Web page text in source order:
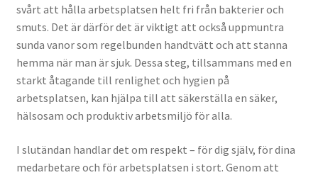
svårt att hålla arbetsplatsen helt fri från bakterier och
smuts. Det är därför det är viktigt att också uppmuntra
sunda vanor som regelbunden handtvätt och att stanna
hemma när man är sjuk. Dessa steg, tillsammans med en
starkt åtagande till renlighet och hygien på
arbetsplatsen, kan hjälpa till att säkerställa en säker,
hälsosam och produktiv arbetsmiljö för alla.
I slutändan handlar det om respekt – för dig själv, för dina
medarbetare och för arbetsplatsen i stort. Genom att